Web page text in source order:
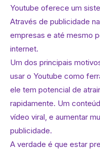
Youtube oferece um
Através de publicidade
empresas e até mesmo
internet.
Um dos principais
usar o Youtube como
ele tem potencial de
rapidamente. Um
vídeo viral, e aumentar
publicidade.
A verdade é que estar